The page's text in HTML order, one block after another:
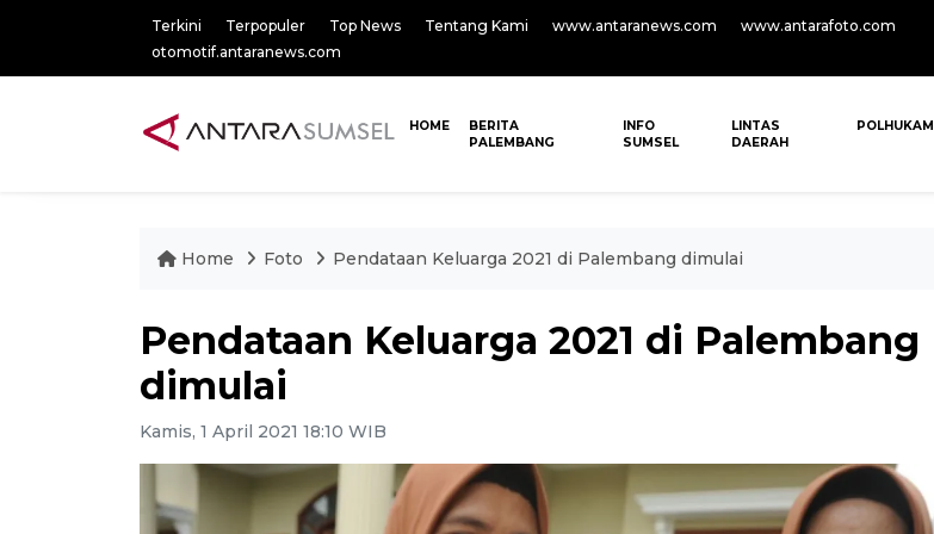
Terkini Terpopuler Top News Tentang Kami www.antaranews.com
www.antarafoto.com
otomotif.antaranews.com
HOME
BERITA
PALEMBANG
INFO
SUMSEL
LINTAS
DAERAH
POLHUKAM
Home Foto Pendataan Keluarga 2021 di Palembang dimulai
Pendataan Keluarga 2021 di Palembang
dimulai
Kamis, 1 April 2021 18:10 WIB